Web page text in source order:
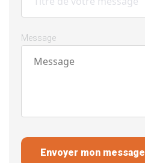
Message
Envoyer mon message